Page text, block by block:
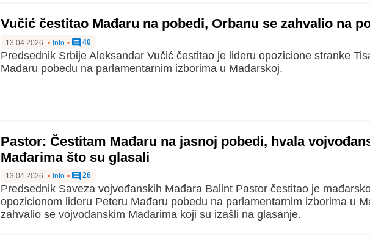
Vučić čestitao Mađaru na pobedi, Orbanu se zahvalio na
13.04.2026. • Info • 40
Predsednik Srbije Aleksandar Vučić čestitao je lideru opozicione stranke
Mađaru pobedu na parlamentarnim izborima u Mađarskoj.
Pastor: Čestitam Mađaru na jasnoj pobedi, hvala
Mađarima što su glasali
13.04.2026. • Info • 26
Predsednik Saveza vojvođanskih Mađara Balint Pastor čestitao je
opozicionom lideru Peteru Mađaru pobedu na parlamentarnim izborima u
zahvalio se vojvođanskim Mađarima koji su izašli na glasanje.